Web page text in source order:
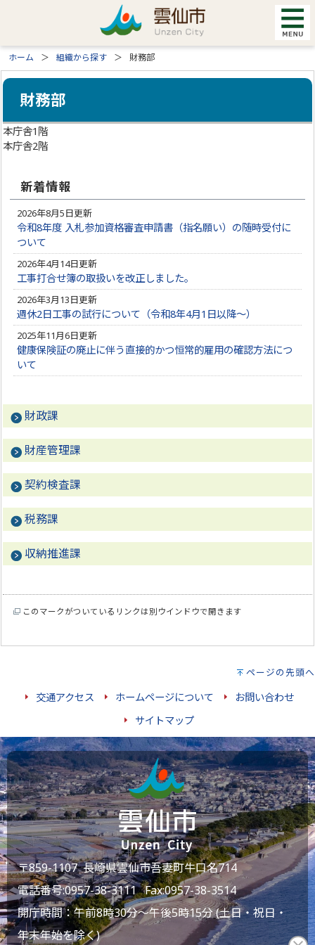
ホーム 組織から探す 財務部
財務部
本庁舎1階
本庁舎2階
新着情報
2026年8月5日更新
令和8年度 入札参加資格審査申請書（指名願い）の随時受付に
ついて
2026年4月14日更新
工事打合せ簿の取扱いを改正しました。
2026年3月13日更新
週休2日工事の試行について（令和8年4月1日以降～）
2025年11月6日更新
健康保険証の廃止に伴う直接的かつ恒常的雇用の確認方法につ
いて
財政課
財産管理課
契約検査課
税務課
収納推進課
このマークがついているリンクは別ウインドウで開きます
ページの先頭へ
交通アクセス ホームページについて
お問い合わせ
サイトマップ
〒859-1107 長崎県雲仙市吾妻町牛口名714
電話番号:0957-38-3111Fax:0957-38-3514
開庁時間：午前8時30分～午後5時15分 (土日・祝日・
年末年始を除く)